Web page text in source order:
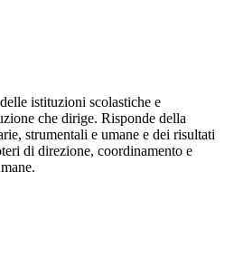
istituzioni scolastiche e
che dirige. Risponde della
strumentali e umane e dei risultati
di direzione, coordinamento e